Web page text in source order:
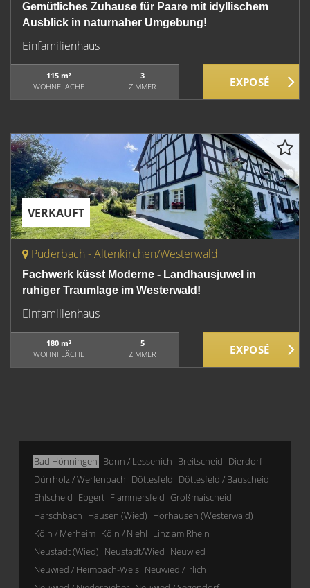
Gemütliches Zuhause für Paare mit idyllischem
Ausblick in naturnaher Umgebung!
Einfamilienhaus
115 m²
WOHNFLÄCHE
3
ZIMMER
VERKAUFT
Puderbach - Altenkirchen/Westerwald
Fachwerk küsst Moderne - Landhausjuwel in
ruhiger Traumlage im Westerwald!
Einfamilienhaus
180 m²
WOHNFLÄCHE
5
ZIMMER
Bad Hönningen Bonn / Lessenich Breitscheid Dierdorf
Dürrholz / Werlenbach Döttesfeld Döttesfeld / Bauscheid
Ehlscheid Epgert Flammersfeld Großmaischeid
Harschbach Hausen (Wied) Horhausen (Westerwald)
Köln / Merheim Köln / Niehl Linz am Rhein
Neustadt (Wied) Neustadt/Wied Neuwied
Neuwied / Heimbach-Weis Neuwied / Irlich